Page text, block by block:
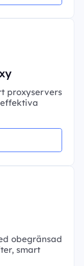
proxyservers
obegränsad
smart